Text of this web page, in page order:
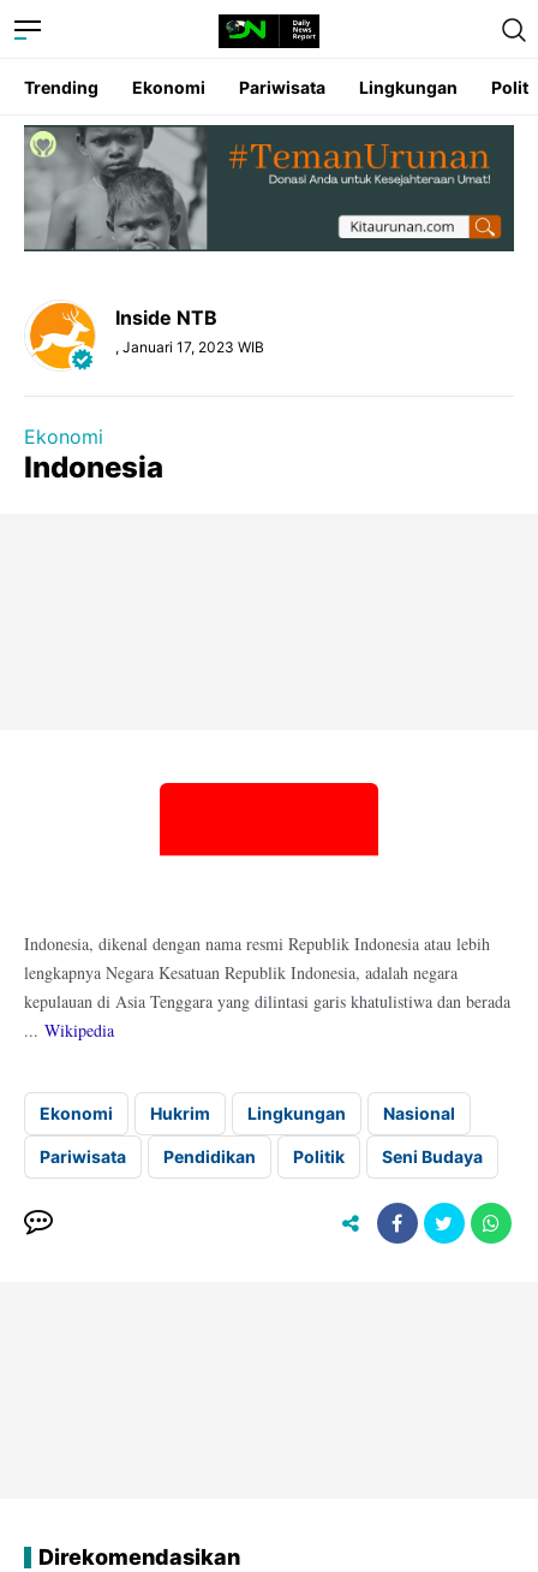
Trending Ekonomi Pariwisata Lingkungan
Inside NTB
, Januari 17, 2023 WIB
Ekonomi
Indonesia
Indonesia, dikenal dengan nama resmi Republik Indonesia atau lebih
lengkapnya Negara Kesatuan Republik Indonesia, adalah negara
kepulauan di Asia Tenggara yang dilintasi garis khatulistiwa dan berada
... Wikipedia
Ekonomi Hukrim Lingkungan Nasional
Pariwisata Pendidikan Politik Seni Budaya
Direkomendasikan